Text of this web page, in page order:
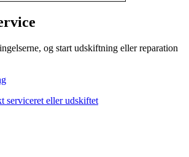
og start udskiftning eller reparation
serviceret eller udskiftet